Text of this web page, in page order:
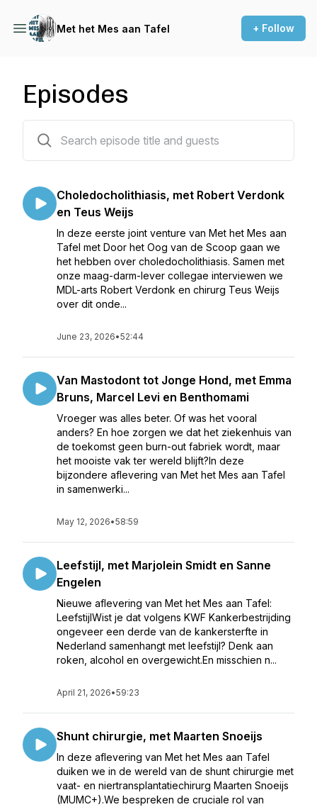
Met het Mes aan Tafel + Follow
Episodes
Choledocholithiasis, met Robert Verdonk
en Teus Weijs
In deze eerste joint venture van Met het Mes aan
Tafel met Door het Oog van de Scoop gaan we
het hebben over choledocholithiasis. Samen met
onze maag-darm-lever collegae interviewen we
MDL-arts Robert Verdonk en chirurg Teus Weijs
over dit onde...
June 23, 2026•52:44
Van Mastodont tot Jonge Hond, met Emma
Bruns, Marcel Levi en Benthomami
Vroeger was alles beter. Of was het vooral
anders? En hoe zorgen we dat het ziekenhuis van
de toekomst geen burn-out fabriek wordt, maar
het mooiste vak ter wereld blijft?In deze
bijzondere aflevering van Met het Mes aan Tafel
in samenwerki...
May 12, 2026•58:59
Leefstijl, met Marjolein Smidt en Sanne
Engelen
Nieuwe aflevering van Met het Mes aan Tafel:
LeefstijlWist je dat volgens KWF Kankerbestrijding
ongeveer een derde van de kankersterfte in
Nederland samenhangt met leefstijl? Denk aan
roken, alcohol en overgewicht.En misschien n...
April 21, 2026•59:23
Shunt chirurgie, met Maarten Snoeijs
In deze aflevering van Met het Mes aan Tafel
duiken we in de wereld van de shunt chirurgie met
vaat- en niertransplantatiechirurg Maarten Snoeijs
(MUMC+).We bespreken de cruciale rol van